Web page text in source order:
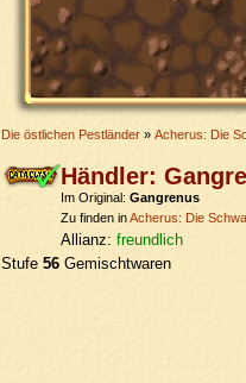
Die östlichen Pestländer » Acherus: Die
Händler:
Im Original: Gangrenus
Zu finden inAcherus: Die
Allianz: freundlich
Stufe 56 Gemischtwaren